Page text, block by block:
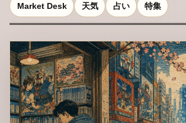
Market Desk 天気 占い 特集